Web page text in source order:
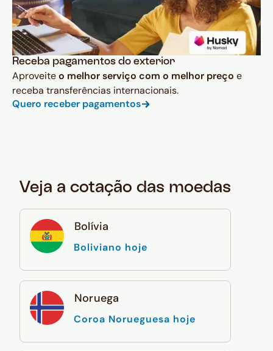
Receba pagamentos do exterior
Aproveiteo melhor serviço com o melhor preço e
receba transferências internacionais.
Quero receber pagamentos
Veja a cotação das moedas
Bolívia
Boliviano hoje
Noruega
Coroa Norueguesa hoje